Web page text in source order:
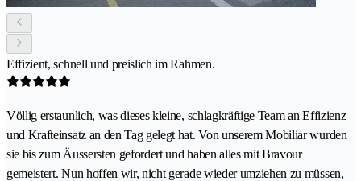
Effizient, schnell und preislich im Rahmen.
Völlig erstaunlich, was dieses kleine, schlagkräftige Team an Effizienz
und Krafteinsatz an den Tag gelegt hat. Von unserem Mobiliar wurden
sie bis zum Äussersten gefordert und haben alles mit Bravour
gemeistert. Nun hoffen wir, nicht gerade wieder umziehen zu müssen,